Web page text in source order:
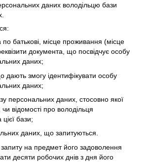
даних володільцю бази
по батькові, місце проживання (місце
документа, що посвідчує особу
даних;
дають змогу ідентифікувати особу
даних;
персональних даних, стосовно якої
відомості про володільця
бази;
даних, що запитуються.
на предмет його задоволення
десяти робочих днів з дня його